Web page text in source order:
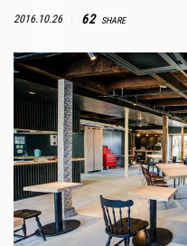
2016.10.26 62 SHARE